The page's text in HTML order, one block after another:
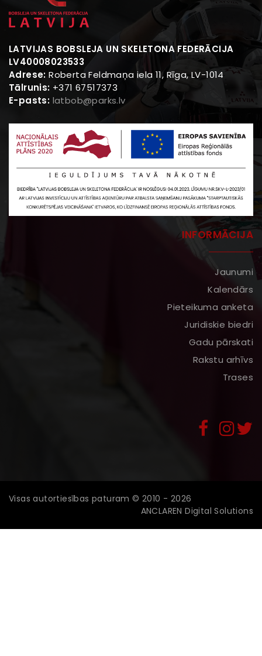
LATVIJAS BOBSLEJA UN SKELETONA FEDERĀCIJA
LV40008023533
Adrese:Roberta Feldmaņa iela 11, Rīga, LV-1014
Tālrunis: +371 67517373
E-pasts: latbob@parks.lv
INFORMĀCIJA
Jaunumi
Kalendārs
Pieteikuma anketa
Juridiskie biedri
Gadu pārskati
Rakstu arhīvs
Trases
Visas autortiesības paturam © 2010 - 2026
ANCLAREN Digital Solutions